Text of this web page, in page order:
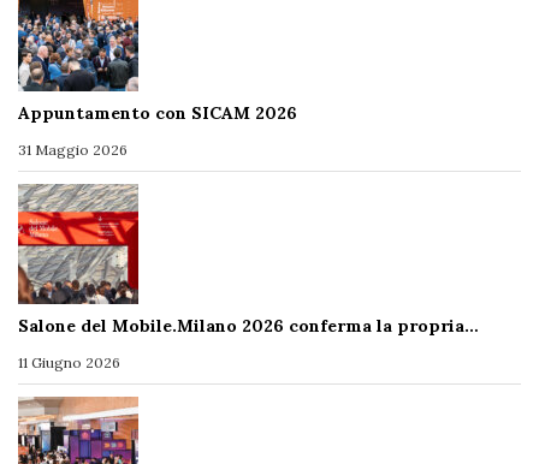
Appuntamento con SICAM 2026
31 Maggio 2026
Salone del Mobile.Milano 2026 conferma la propria…
11 Giugno 2026